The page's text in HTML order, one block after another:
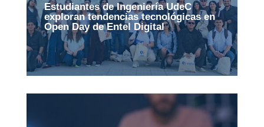
Estudiantes de Ingeniería UdeC
exploran tendencias tecnológicas en
Open Day de Entel Digital